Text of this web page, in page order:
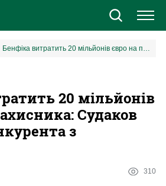
Новини
Єврокубки
УПЛ
Бенфіка витратить 20 мільйонів євро на півзахисника: Судаков отримає конкурента з Бундесліги
20 мільйонів
Судаков
з
310